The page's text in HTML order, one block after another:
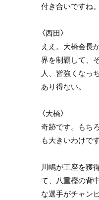
付き合いですね。
〈西田〉
ええ。大橋会長
界を制覇して、
人、皆強くなっ
あり得ない。
〈大橋〉
奇跡です。もち
も大きいわけで
川嶋が王座を獲
て、八重樫の背
な選手がチャン